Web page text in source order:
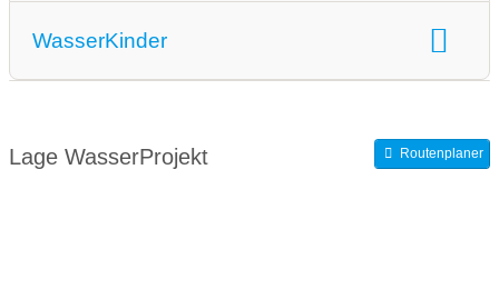
WasserKinder
Lage WasserProjekt Routenplaner